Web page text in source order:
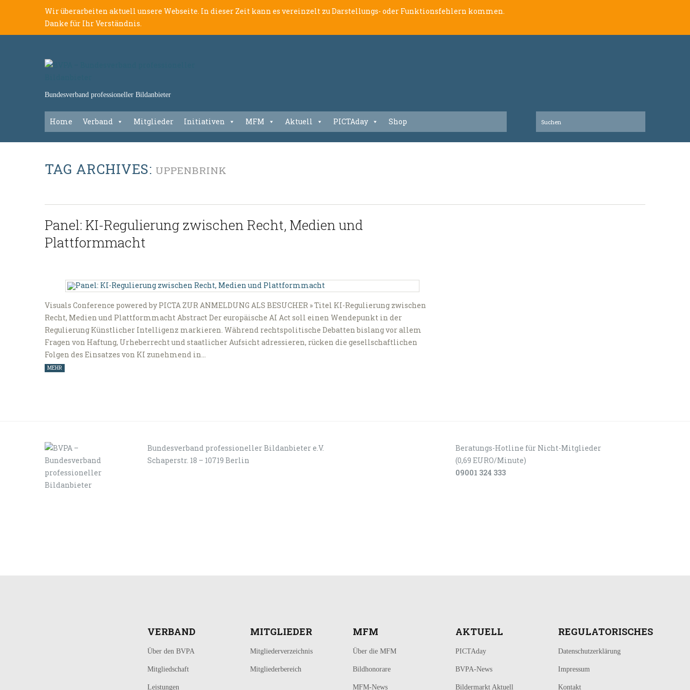
Wir überarbeiten aktuell unsere Webseite. In dieser Zeit kann es vereinzelt zu Darstellungs- oder Funktionsfehlern kommen.
Danke für Ihr Verständnis.
Bundesverband professioneller Bildanbieter
Home Verband Mitglieder Initiativen MFM Aktuell PICTAday Shop
TAG ARCHIVES: UPPENBRINK
Panel: KI-Regulierung zwischen Recht, Medien und
Plattformmacht
Visuals Conference powered by PICTA ZUR ANMELDUNG ALS BESUCHER » Titel KI-Regulierung zwischen
Recht, Medien und Plattformmacht Abstract Der europäische AI Act soll einen Wendepunkt in der
Regulierung Künstlicher Intelligenz markieren. Während rechtspolitische Debatten bislang vor allem
Fragen von Haftung, Urheberrecht und staatlicher Aufsicht adressieren, rücken die gesellschaftlichen
Folgen des Einsatzes von KI zunehmend in…
MEHR
Bundesverband professioneller Bildanbieter e.V.
Schaperstr. 18 – 10719 Berlin
Beratungs-Hotline für Nicht-Mitglieder
(0,69 EURO/Minute)
09001 324 333
VERBAND
Über den BVPA
Mitgliedschaft
Leistungen
MITGLIEDER
Mitgliederverzeichnis
Mitgliederbereich
MFM
Über die MFM
Bildhonorare
MFM-News
AKTUELL
PICTAday
BVPA-News
Bildermarkt Aktuell
REGULATORISCHES
Datenschutzerklärung
Impressum
Kontakt